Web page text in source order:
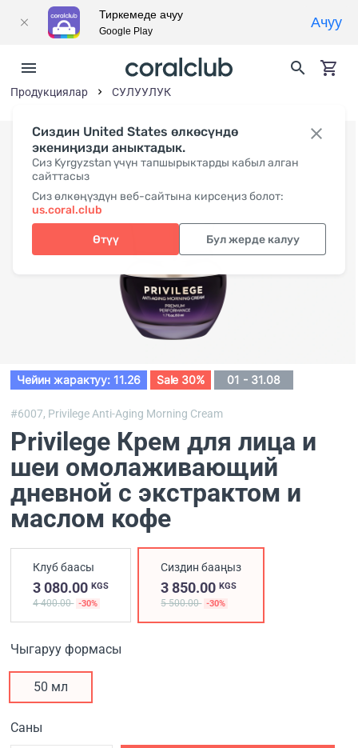
Сиздин United States өлкөсүндө
экениңизди аныктадык.
Сиз Kyrgyzstan үчүн тапшырыктарды кабыл алган
сайттасыз
Сиз өлкөңүздүн веб-сайтына кирсеңиз болот:
us.coral.club
Өтүү Бул жерде калуу
Продукциялар СУЛУУЛУК
Чейин жарактуу: 11.26 Sale 30% 01 - 31.08
#6007, Privilege Anti-Aging Morning Cream
Privilege Крем для лица и
шеи омолаживающий
дневной с экстрактом и
маслом кофе
Клуб баасы
3 080.00 KGS
4 400.00 -30%
Сиздин бааңыз
3 850.00KGS
5 500.00 -30%
Чыгаруу формасы
50 мл
Саны
Тиркемеде ачуу
Google Play
Ачуу